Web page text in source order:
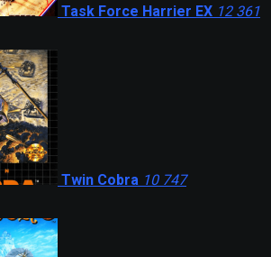
Task Force Harrier EX 12 361
Twin Cobra 10 747